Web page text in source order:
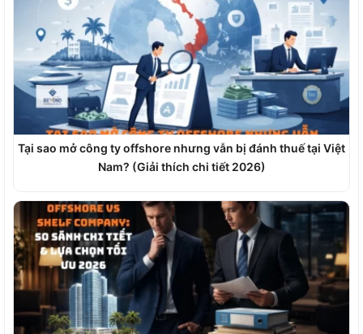
Tại sao mở công ty offshore nhưng vẫn bị đánh thuế tại Việt
Nam? (Giải thích chi tiết 2026)